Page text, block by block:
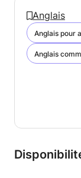
Anglais
Anglais pour
Anglais